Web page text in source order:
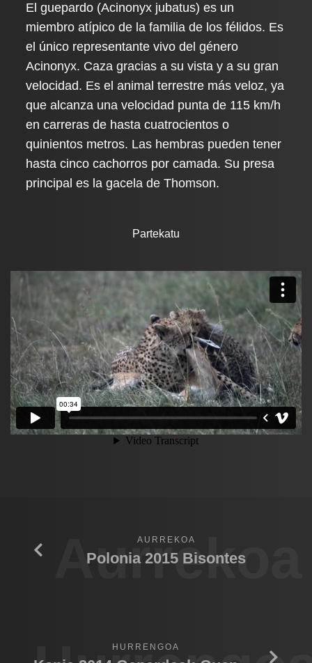
El guepardo (Acinonyx jubatus)​ es un
miembro atípico de la familia de los félidos. Es
el único representante vivo del género
Acinonyx. Caza gracias a su vista y a su gran
velocidad. Es el animal terrestre más veloz, ya
que alcanza una velocidad punta de 115 km/h
en carreras de hasta cuatrocientos o
quinientos metros. Las hembras pueden tener
hasta cinco cachorros por camada. Su presa
principal es la gacela de Thomson.
Partekatu
Aurrekoa
AURREKOA
Polonia 2015 Bisontes
HURRENGOA